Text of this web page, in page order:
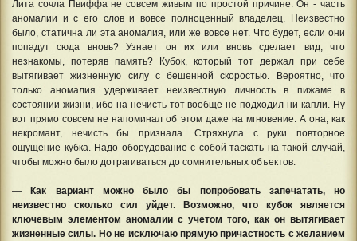
Лита сочла Пвиффа не совсем живым по простой причине. Он - часть
аномалии и с его слов и вовсе полноценный владелец. Неизвестно
было, статична ли эта аномалия, или же вовсе нет. Что будет, если они
попадут сюда вновь? Узнает он их или вновь сделает вид, что
незнакомы, потеряв память? Кубок, который тот держал при себе
вытягивает жизненную силу с бешенной скоростью. Вероятно, что
только аномалия удерживает неизвестную личность в пижаме в
состоянии жизни, ибо на нечисть тот вообще не подходил ни капли. Ну
вот прямо совсем не напоминал об этом даже на мгновение. А она, как
некромант, нечисть бы признала. Стряхнула с руки повторное
ощущение кубка. Надо оборудование с собой таскать на такой случай,
чтобы можно было дотрагиваться до сомнительных объектов.
— Как вариант можно было бы попробовать запечатать, но
неизвестно сколько сил уйдет. Возможно, что кубок является
ключевым элементом аномалии с учетом того, как он вытягивает
жизненные силы. Но не исключаю прямую причастность с желанием